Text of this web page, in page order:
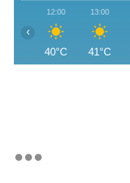
12:00
40°C
13:00
41°C
‹